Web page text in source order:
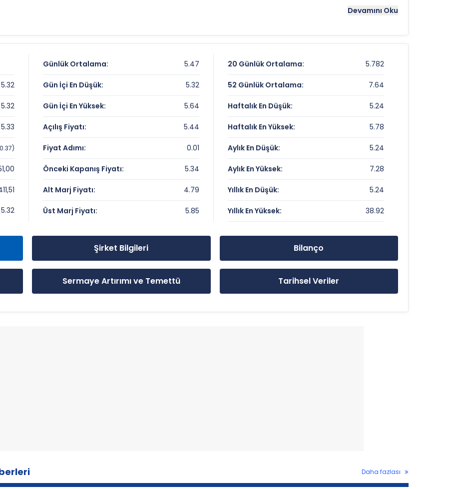
göstergeleri önemli bir araçtır. Hissenin
sayfamızdanulaşabilirsiniz.
Karnesi
5,32 TL
-0,37%
Çarpanları
Veri Yok
ve Önemli Seviyeler
5.64 TL
5.24 TL
Devamını Oku
5.32
5.32
5.33
5.32
Günlük Ortalama: 5.47
Gün İçi En Düşük: 5.32
Gün İçi En Yüksek: 5.64
Açılış Fiyatı: 5.44
Fiyat Adımı: 0.01
Önceki Kapanış Fiyatı: 5.34
Alt Marj Fiyatı: 4.79
Üst Marj Fiyatı: 5.85
20 Günlük Ortalama: 5.782
52 Günlük Ortalama: 7.64
Haftalık En Düşük: 5.24
Haftalık En Yüksek: 5.78
Aylık En Düşük: 5.24
Aylık En Yüksek: 7.28
Yıllık En Düşük: 5.24
Yıllık En Yüksek: 38.92
Şirket Bilgileri Bilanço
Sermaye Artırımı ve Temettü Tarihsel Veriler
Daha fazlası